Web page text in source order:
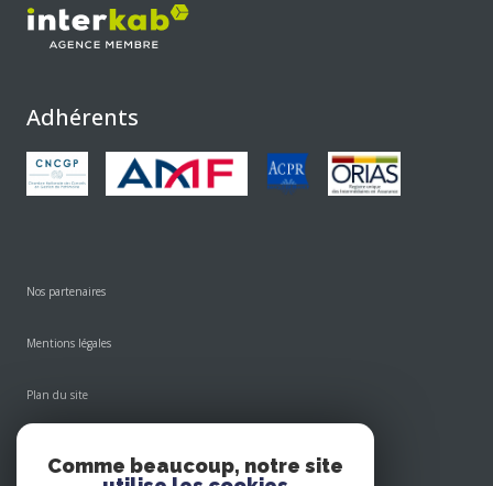
Adhérents
Nos partenaires
Mentions légales
Plan du site
Comme beaucoup, notre site